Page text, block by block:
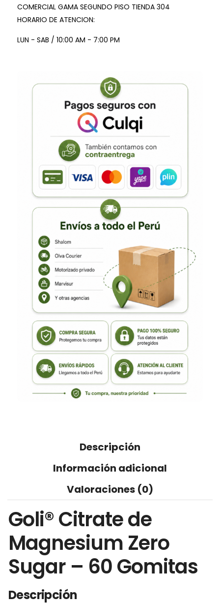
COMERCIAL GAMA SEGUNDO PISO TIENDA 304
HORARIO DE ATENCION:
LUN - SAB / 10:00 AM - 7:00 PM
Descripción
Información adicional
Valoraciones (0)
Goli® Citrate de
Magnesium Zero
Sugar – 60 Gomitas
Descripción